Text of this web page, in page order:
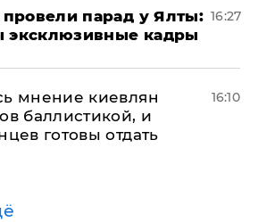
провели парад у Ялты:
эксклюзивные кадры
16:27
мнение киевлян
баллистикой, и
готовы отдать
16:10